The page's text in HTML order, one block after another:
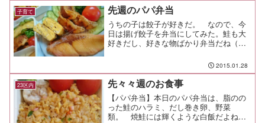
子育て 先週のパパ弁当
うちの子は餃子が好きだ。 なので、今
日は揚げ餃子を弁当にしてみた。鮭も大
好きだし、好きな物ばかり弁当だね（笑
えるのは薩摩揚げ。鮭のカレー味パン粉
焼。 パン粉をまぶしたときは、油多め
で焼くとカリッと仕上がっ...
2015.01.28
23区内 先々々週のお食事
【パパ弁当】本日のパパ弁当は、脂のの
った鮭のハラミ、だし巻き卵、野菜
類。 焼鮭には輝くような白飯だよね、